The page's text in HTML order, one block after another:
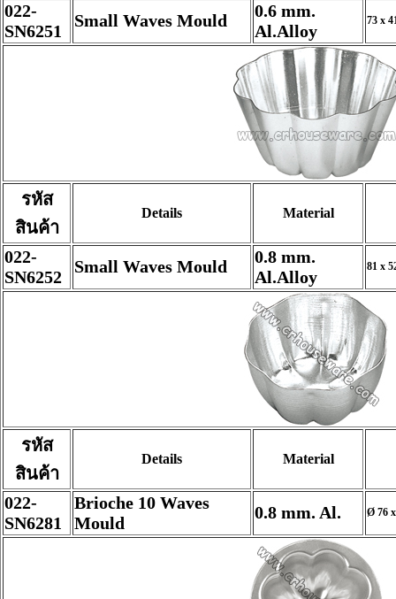
022-
SN6251
Small Waves Mould
0.6 mm.
Al.Alloy
73 x
รหัส
สินค้า
Details Material
022-
SN6252
Small Waves Mould
0.8 mm.
Al.Alloy
81 x
รหัส
สินค้า
Details Material
022-
SN6281
Brioche 10 Waves
Mould
0.8 mm. Al. Ø 76